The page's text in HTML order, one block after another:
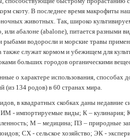
скоту. В последнее время макрофиты
животных. Так, широко
абалоне (abalone), питается разными
рыбами водоросли и морские травы
также служат кормом и убежищем для
больших городов органическими
о характере использования, способах
(из 134 родов) в 60 странах мира.
в квадратных скобках даны
- импортируемые виды; К –
М – медицина; ПЗ – природные
СХ - сельское хозяйство; ЭК -